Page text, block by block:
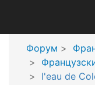
Форум
l'eau de